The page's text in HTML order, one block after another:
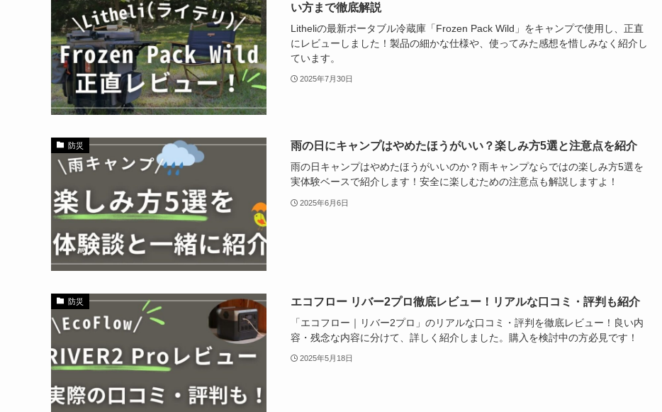
い方まで徹底解説
Litheliの最新ポータブル冷蔵庫「Frozen Pack Wild」をキャンプで使用し、正直
にレビューしました！製品の細かな仕様や、使ってみた感想を惜しみなく紹介し
ています。
2025年7月30日
防災 雨の日にキャンプはやめたほうがいい？楽しみ方5選と注意点を紹介
雨の日キャンプはやめたほうがいいのか？雨キャンプならではの楽しみ方5選を
実体験ベースで紹介します！安全に楽しむための注意点も解説しますよ！
2025年6月6日
防災 エコフロー リバー2プロ徹底レビュー！リアルな口コミ・評判も紹介
「エコフロー｜リバー2プロ」のリアルな口コミ・評判を徹底レビュー！良い内
容・残念な内容に分けて、詳しく紹介しました。購入を検討中の方必見です！
2025年5月18日